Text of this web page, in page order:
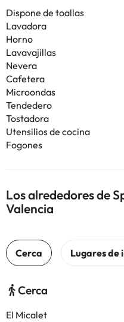
Dispone de toallas
Lavadora
Horno
Lavavajillas
Nevera
Cafetera
Microondas
Tendedero
Tostadora
Utensilios de cocina
Fogones
Los alrededores de
Valencia
Cerca
El Micalet